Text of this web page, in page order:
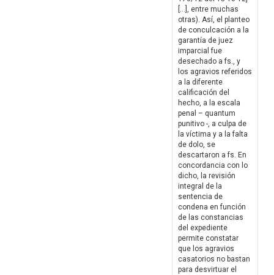
[…], entre muchas
otras). Así, el planteo
de conculcación a la
garantía de juez
imparcial fue
desechado a fs., y
los agravios referidos
a la diferente
calificación del
hecho, a la escala
penal – quantum
punitivo -, a culpa de
la víctima y a la falta
de dolo, se
descartaron a fs. En
concordancia con lo
dicho, la revisión
integral de la
sentencia de
condena en función
de las constancias
del expediente
permite constatar
que los agravios
casatorios no bastan
para desvirtuar el